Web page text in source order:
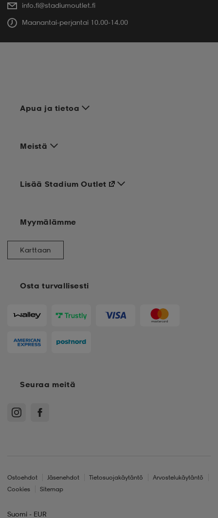
info.fi@stadiumoutlet.fi
Maanantai-perjantai 10.00-14.00
Apua ja tietoa
Meistä
Osta turvallisesti
Lisää Stadium Outlet
Myymälämme
Karttaan
Seuraa meitä
Ostoehdot Jäsenehdot Tietosuojakäytäntö
Arvostelukäytäntö
Cookies
Sitemap
Suomi - EUR